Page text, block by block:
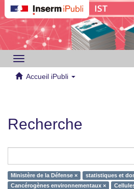
Toggle
navigation
Accueil iPubli
Recherche
Ministère de la Défense ×
statistiques et
Cancérogènes environnementaux ×